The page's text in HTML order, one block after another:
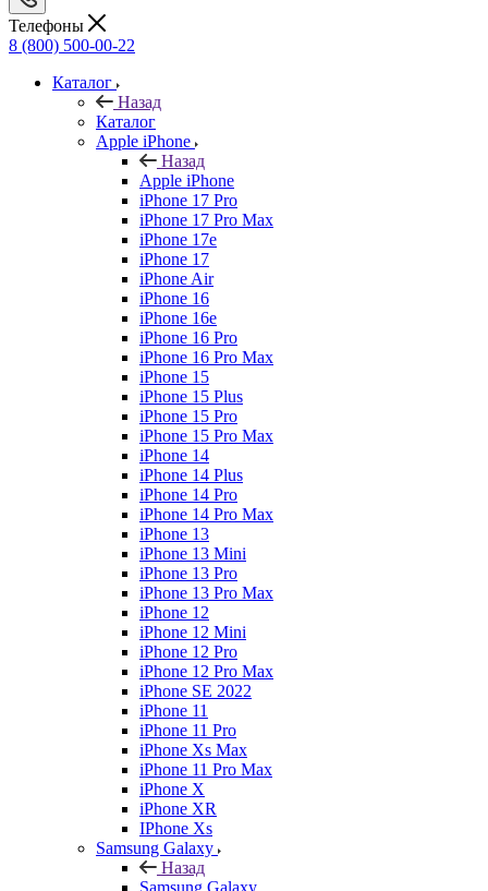
Телефоны
8 (800) 500-00-22
Каталог
Назад
Каталог
Apple iPhone
Назад
Apple iPhone
iPhone 17 Pro
iPhone 17 Pro Max
iPhone 17e
iPhone 17
iPhone Air
iPhone 16
iPhone 16e
iPhone 16 Pro
iPhone 16 Pro Max
iPhone 15
iPhone 15 Plus
iPhone 15 Pro
iPhone 15 Pro Max
iPhone 14
iPhone 14 Plus
iPhone 14 Pro
iPhone 14 Pro Max
iPhone 13
iPhone 13 Mini
iPhone 13 Pro
iPhone 13 Pro Max
iPhone 12
iPhone 12 Mini
iPhone 12 Pro
iPhone 12 Pro Max
iPhone SE 2022
iPhone 11
iPhone 11 Pro
iPhone Xs Max
iPhone 11 Pro Max
iPhone X
iPhone XR
IPhone Xs
Samsung Galaxy
Назад
Samsung Galaxy